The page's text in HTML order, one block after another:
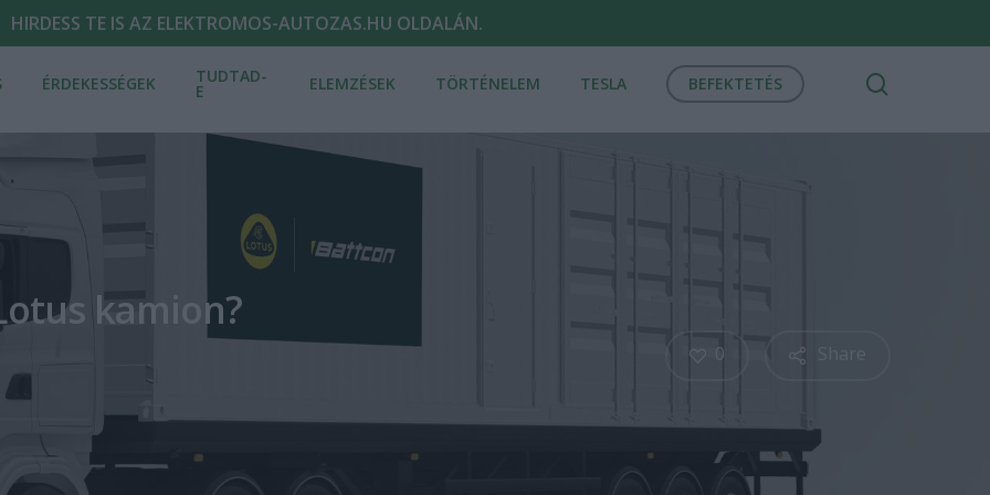
HIRDESS TE IS AZ ELEKTROMOS-AUTOZAS.HU OLDALÁN.
ÉRDEKESSÉGEK TUDTAD-
E ELEMZÉSEK TÖRTÉNELEM TESLA BEFEKTETÉS
kamion?
Share
0